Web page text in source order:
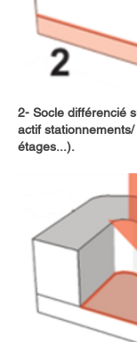
2- Socle différencié
actif
étages...).